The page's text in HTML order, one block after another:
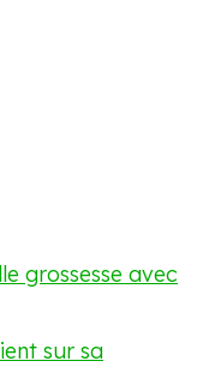
grossesse avec
sur sa